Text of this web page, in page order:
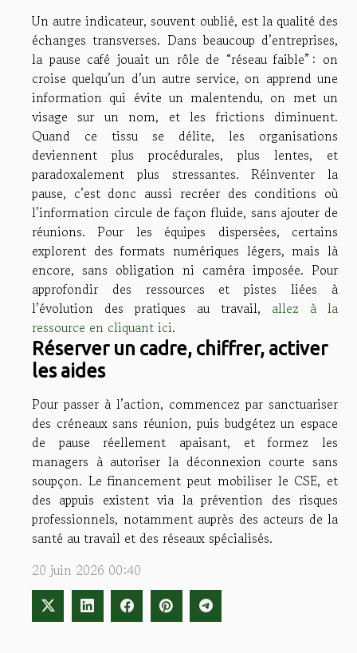
Un autre indicateur, souvent oublié, est la qualité des
échanges transverses. Dans beaucoup d’entreprises,
la pause café jouait un rôle de “réseau faible” : on
croise quelqu’un d’un autre service, on apprend une
information qui évite un malentendu, on met un
visage sur un nom, et les frictions diminuent.
Quand ce tissu se délite, les organisations
deviennent plus procédurales, plus lentes, et
paradoxalement plus stressantes. Réinventer la
pause, c’est donc aussi recréer des conditions où
l’information circule de façon fluide, sans ajouter de
réunions. Pour les équipes dispersées, certains
explorent des formats numériques légers, mais là
encore, sans obligation ni caméra imposée. Pour
approfondir des ressources et pistes liées à
l’évolution des pratiques au travail, allez à la
ressource en cliquant ici.
Réserver un cadre, chiffrer, activer
les aides
Pour passer à l’action, commencez par sanctuariser
des créneaux sans réunion, puis budgétez un espace
de pause réellement apaisant, et formez les
managers à autoriser la déconnexion courte sans
soupçon. Le financement peut mobiliser le CSE, et
des appuis existent via la prévention des risques
professionnels, notamment auprès des acteurs de la
santé au travail et des réseaux spécialisés.
20 juin 2026 00:40